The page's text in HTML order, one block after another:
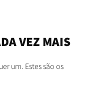
VEZ MAIS
um. Estes são os